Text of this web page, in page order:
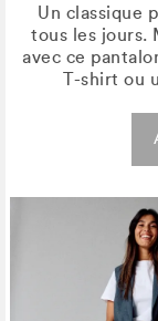
Un classique
tous les jours.
avec ce
T-shirt ou